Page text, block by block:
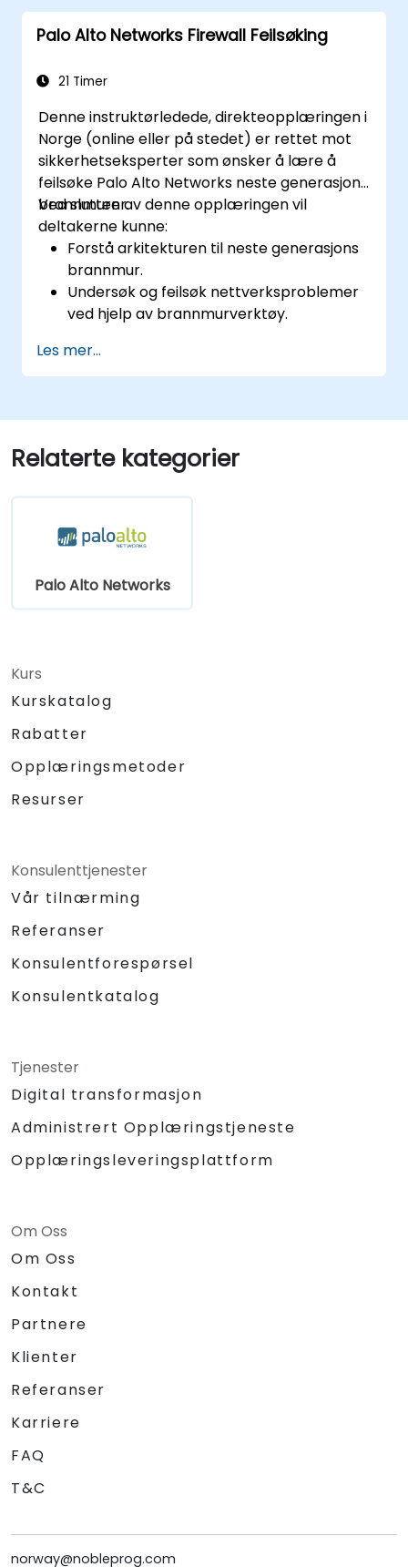
Palo Alto Networks Firewall Feilsøking
21 Timer
Denne instruktørledede, direkteopplæringen i
Norge (online eller på stedet) er rettet mot
sikkerhetseksperter som ønsker å lære å
feilsøke Palo Alto Networks neste generasjons
brannmurer.
Ved slutten av denne opplæringen vil
deltakerne kunne:
Forstå arkitekturen til neste generasjons
brannmur.
Undersøk og feilsøk nettverksproblemer
ved hjelp av brannmurverktøy.
virkelige scenarier.
Les mer...
Relaterte kategorier
Palo Alto Networks
Kurs
Kurskatalog
Rabatter
Opplæringsmetoder
Resurser
Konsulenttjenester
Vår tilnærming
Referanser
Konsulentforespørsel
Konsulentkatalog
Tjenester
Digital transformasjon
Administrert Opplæringstjeneste
Opplæringsleveringsplattform
Om Oss
Om Oss
Kontakt
Partnere
Klienter
Referanser
Karriere
FAQ
T&C
norway@nobleprog.com